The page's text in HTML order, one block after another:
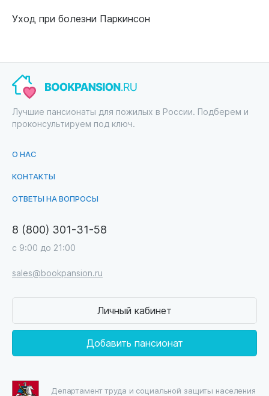
Уход при болезни Паркинсон
Лучшие пансионаты для пожилых в России. Подберем и
проконсультируем под ключ.
О НАС
КОНТАКТЫ
ОТВЕТЫ НА ВОПРОСЫ
8 (800) 301-31-58
с 9:00 до 21:00
sales@bookpansion.ru
Личный кабинет
Добавить пансионат
Департамент труда и социальной защиты населения